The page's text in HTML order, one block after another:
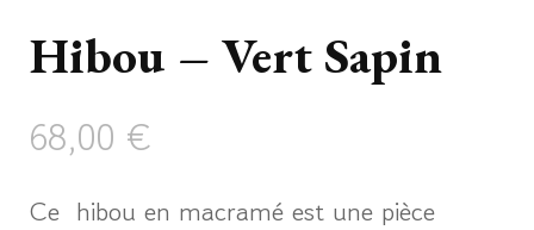
Hibou – Vert Sapin
68,00 €
Ce hibou en macramé est une pièce